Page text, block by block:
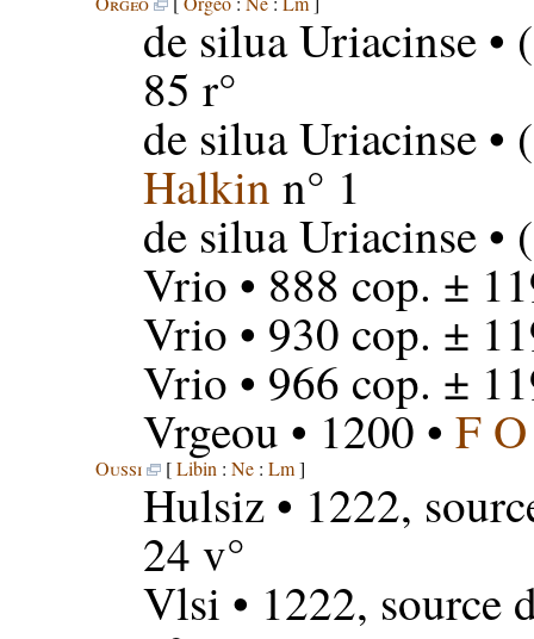
de silua Uriacinse•
85 r°
de silua Uriacinse•
Halkin n° 1
de silua Uriacinse•
Vrio • 888 cop. ±
Vrio • 930 cop. ±
Vrio • 966 cop. ±
Vrgeou • 1200 • F O
Oussi [Libin : Ne: Lm]
Hulsiz• 1222,
24 v°
Vlsi • 1222, source